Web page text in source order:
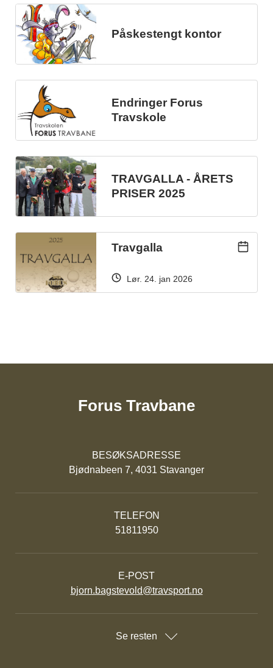
Påskestengt kontor
Endringer Forus
Travskole
TRAVGALLA - ÅRETS
PRISER 2025
Travgalla
lør. 24. jan 2026
Forus Travbane
BESØKSADRESSE
Bjødnabeen 7, 4031 Stavanger
TELEFON
51811950
E-POST
bjorn.bagstevold@travsport.no
Se resten